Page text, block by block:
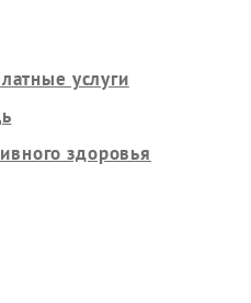
услуги
здоровья